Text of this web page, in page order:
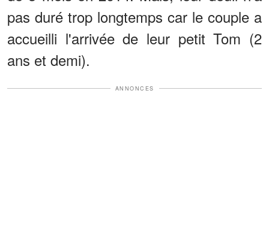
pas duré trop longtemps car le couple a
accueilli l'arrivée de leur petit Tom (2
ans et demi).
ANNONCES